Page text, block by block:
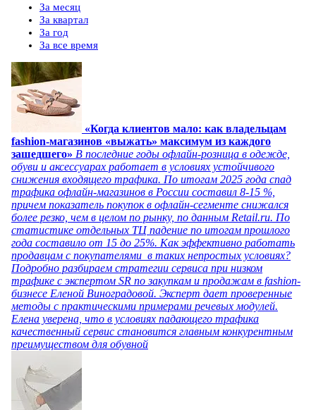
За месяц
За квартал
За год
За все время
«Когда клиентов мало: как владельцам
fashion-магазинов «выжать» максимум из каждого
зашедшего» В последние годы офлайн-розница в одежде,
обуви и аксессуарах работает в условиях устойчивого
снижения входящего трафика. По итогам 2025 года спад
трафика офлайн-магазинов в России составил 8-15 %,
причем показатель покупок в офлайн-сегменте снижался
более резко, чем в целом по рынку, по данным Retail.ru. По
статистике отдельных ТЦ падение по итогам прошлого
года составило от 15 до 25%. Как эффективно работать
продавцам с покупателями в таких непростых условиях?
Подробно разбираем стратегии сервиса при низком
трафике с экспертом SR по закупкам и продажам в fashion-
бизнесе Еленой Виноградовой. Эксперт дает проверенные
методы с практическими примерами речевых модулей.
Елена уверена, что в условиях падающего трафика
качественный сервис становится главным конкурентным
преимуществом для обувной